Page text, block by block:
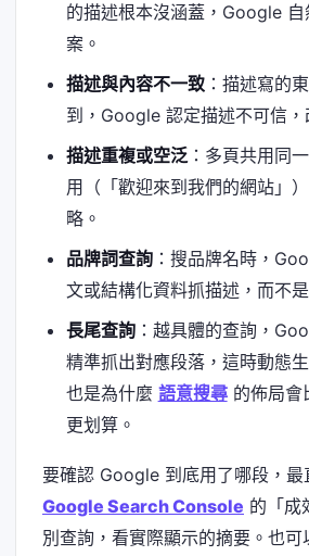
的描述根本沒涵蓋，Google
案。
描述與內容不一致：描述寫的
到，Google 認定描述不可信，
描述重複或空泛：多頁共用同
用（「歡迎來到我們的網站」
略。
品牌詞查詢：搜品牌名時，
文或結構化資料抓描述，而不
長尾查詢：越具體的查詢，
精準抓出對應段落，這時動態
也是為什麼 語意搜尋的佈局會
更划算。
要確認 Google 到底用了哪段，最
Google Search Console 的「成
別查詢，看實際顯示的摘要。也